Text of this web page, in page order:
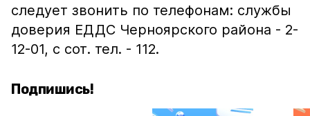
следует звонить по телефонам: службы
доверия ЕДДС Черноярского района - 2-
12-01, с сот. тел. - 112.
Подпишись!